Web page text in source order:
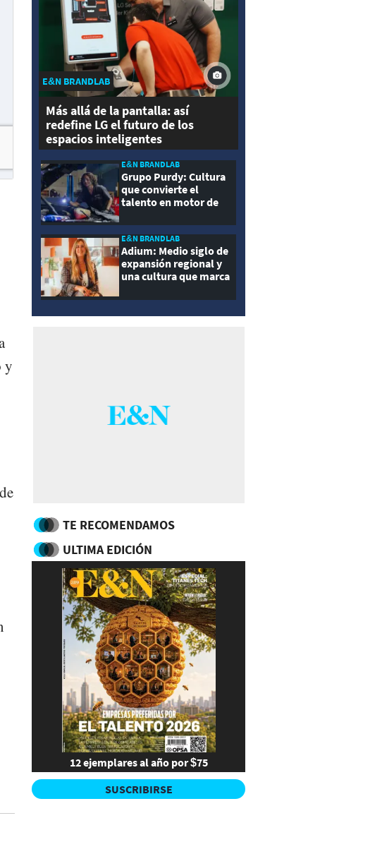
y
E&N BRANDLAB
Más allá de la pantalla: así
redefine LG el futuro de los
espacios inteligentes
E&N BRANDLAB
Grupo Purdy: Cultura
que convierte el
talento en motor de
E&N BRANDLAB
Adium: Medio siglo de
expansión regional y
una cultura que marca
TE RECOMENDAMOS
ULTIMA EDICIÓN
12 ejemplares al año por $75
SUSCRIBIRSE